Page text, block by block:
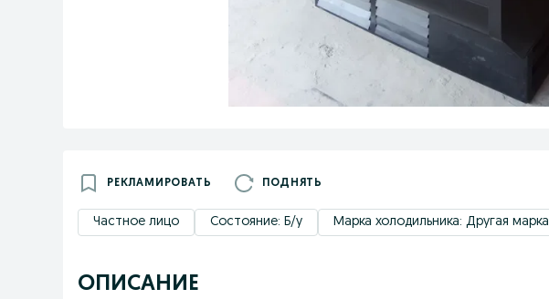
РЕКЛАМИРОВАТЬ ПОДНЯТЬ
Частное лицо Состояние: Б/у Марка холодильника: Другая марка
ОПИСАНИЕ